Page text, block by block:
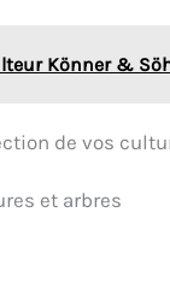
Könner &
de vos
et arbres